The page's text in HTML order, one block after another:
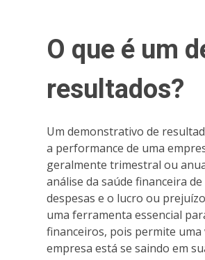
O que é um
resultados?
Um demonstrativo de
a performance de uma
geralmente trimestral ou
análise da saúde financeira
despesas e o lucro ou
uma ferramenta essencial
financeiros, pois permite
empresa está se saindo em